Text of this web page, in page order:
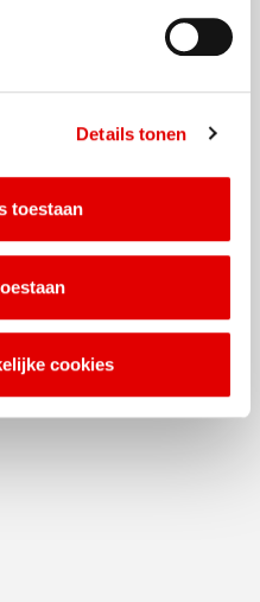
Details tonen
toestaan
cookies